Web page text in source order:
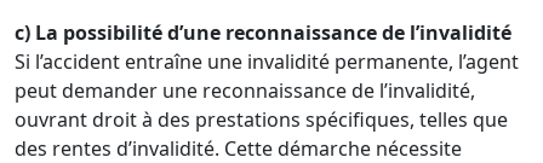
c) La possibilité d’une reconnaissance de l’invalidité
Si l’accident entraîne une invalidité permanente, l’agent
peut demander une reconnaissance de l’invalidité,
ouvrant droit à des prestations spécifiques, telles que
des rentes d’invalidité. Cette démarche nécessite